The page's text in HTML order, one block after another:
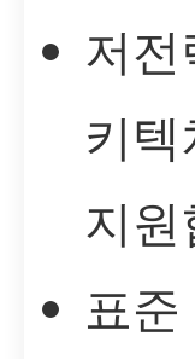
저
키
지
표준